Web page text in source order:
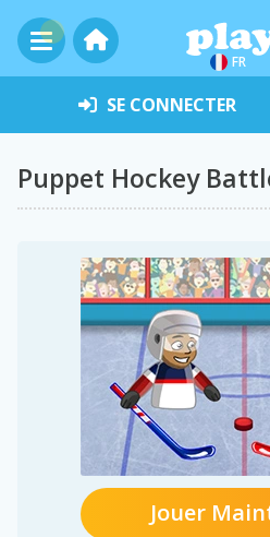
FR
SE CONNECTER
Puppet Hockey
Jouer